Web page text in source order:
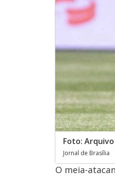
Foto:
Jornal de Brasília
O meia-